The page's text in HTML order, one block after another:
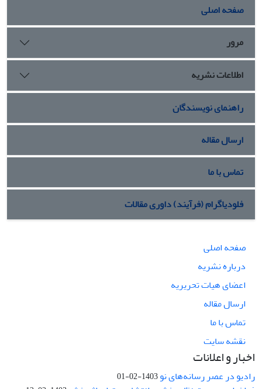
صفحه اصلی
مرور
اطلاعات نشریه
راهنمای نویسندگان
ارسال مقاله
تماس با ما
فلودیاگرام (فرآیند) داوری مقالات
صفحه اصلی
درباره نشریه
اعضای هیات تحریریه
ارسال مقاله
تماس با ما
نقشه سایت
اخبار و اعلانات
رادیو در عصر رسانه‌های نو1403-02-01